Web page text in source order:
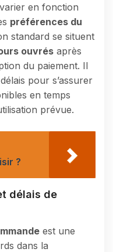
en fonction
préférences du
standard se situent
ouvrés après
du paiement. Il
pour s’assurer
en temps
prévue.
?
délais de
est une
dans la